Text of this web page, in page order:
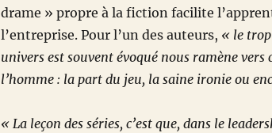
drame » propre à la fiction facilite
l’entreprise. Pour l’un des auteurs, « le
univers est souvent évoqué nous ramène
l’homme : la part du jeu, la saine ironie ou
« La leçon des séries, c’est que, dans le